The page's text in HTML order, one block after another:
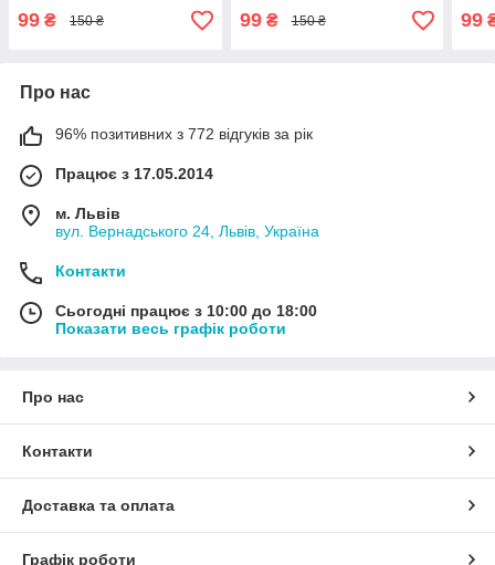
99 ₴ 150 ₴ 99₴ 150 ₴ 99
Про нас
96% позитивних з 772 відгуків за рік
Працює з 17.05.2014
м. Львів
вул. Вернадського 24, Львів, Україна
Контакти
Сьогодні працює з 10:00 до 18:00
Показати весь графік роботи
Про нас
Контакти
Доставка та оплата
Графік роботи